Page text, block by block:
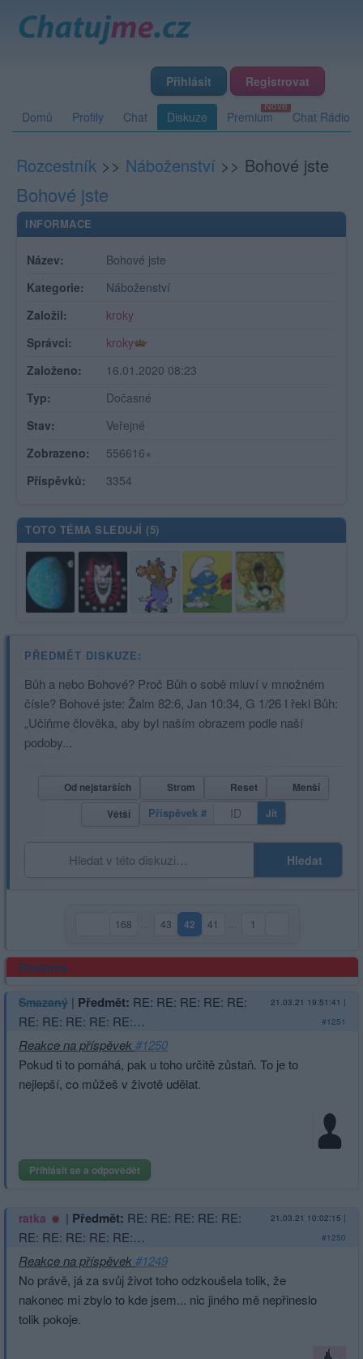
Přihlásit Registrovat
Domů Profily Chat Diskuze Premium Chat Rádio
Rozcestník >> Náboženství >> Bohové jste
Bohové jste
INFORMACE
Název:
Bohové jste
Kategorie:
Náboženství
Založil:
kroky
Správci:
kroky
Založeno:
16.01.2020 08:23
Typ:
Dočasné
Stav:
Veřejné
Zobrazeno:
556616×
Příspěvků:
3354
TOTO TÉMA SLEDUJÍ (5)
PŘEDMĚT DISKUZE:
Bůh a nebo Bohové? Proč Bůh o sobě mluví v množném
čísle? Bohové jste: Žalm 82:6, Jan 10:34, G 1/26 I řekl Bůh:
„Učiňme člověka, aby byl naším obrazem podle naší
podoby...
Od nejstarších Strom Reset
Menší
Větší
Příspěvek # Jít
Hledat
168 43 42(aktuální strana)
41 1
Reklama
Smazaný | Předmět: RE: RE: RE: RE: RE:
RE: RE: RE: RE: RE:…
21.03.21 19:51:41 |
#1251
Reakce na příspěvek#1250
Pokud ti to pomáhá, pak u toho určitě zůstaň. To je to
nejlepší, co můžeš v životě udělat.
Přihlásit se a odpovědět
ratka | Předmět: RE: RE: RE: RE: RE:
RE: RE: RE: RE: RE:…
21.03.21 10:02:15 |
#1250
Reakce na příspěvek#1249
No právě, já za svůj život toho odzkoušela tolik, že
nakonec mi zbylo to kde jsem... nic jiného mě nepřineslo
tolik pokoje.